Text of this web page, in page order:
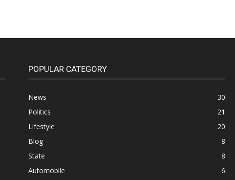
POPULAR CATEGORY
News
30
Politics
21
Lifestyle
20
Blog
8
State
8
Automobile
6